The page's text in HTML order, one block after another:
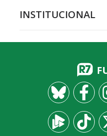
INSTITUCIONAL